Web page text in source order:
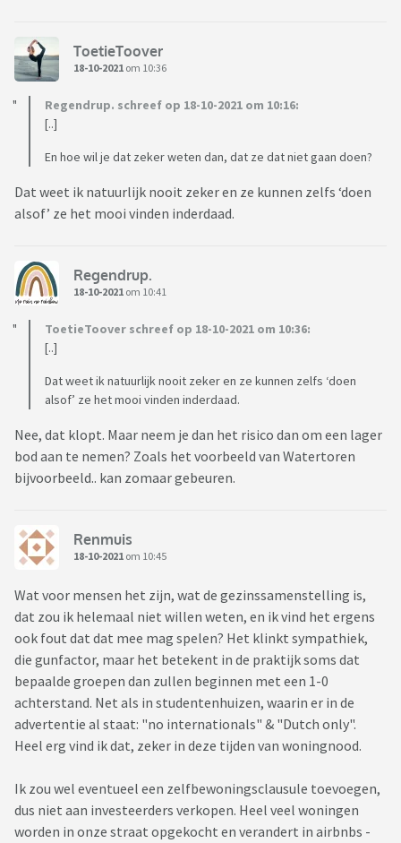
ToetieToover
18-10-2021 om 10:36
Regendrup. schreef op 18-10-2021 om 10:16:
[..]
En hoe wil je dat zeker weten dan, dat ze dat niet gaan doen?
Dat weet ik natuurlijk nooit zeker en ze kunnen zelfs ‘doen
alsof’ ze het mooi vinden inderdaad.
Regendrup.
18-10-2021 om 10:41
ToetieToover schreef op 18-10-2021 om 10:36:
[..]
Dat weet ik natuurlijk nooit zeker en ze kunnen zelfs ‘doen
alsof’ ze het mooi vinden inderdaad.
Nee, dat klopt. Maar neem je dan het risico dan om een lager
bod aan te nemen? Zoals het voorbeeld van Watertoren
bijvoorbeeld.. kan zomaar gebeuren.
Renmuis
18-10-2021 om 10:45
Wat voor mensen het zijn, wat de gezinssamenstelling is,
dat zou ik helemaal niet willen weten, en ik vind het ergens
ook fout dat dat mee mag spelen? Het klinkt sympathiek,
die gunfactor, maar het betekent in de praktijk soms dat
bepaalde groepen dan zullen beginnen met een 1-0
achterstand. Net als in studentenhuizen, waarin er in de
advertentie al staat: "no internationals" & "Dutch only".
Heel erg vind ik dat, zeker in deze tijden van woningnood.
Ik zou wel eventueel een zelfbewoningsclausule toevoegen,
dus niet aan investeerders verkopen. Heel veel woningen
worden in onze straat opgekocht en verandert in airbnbs -